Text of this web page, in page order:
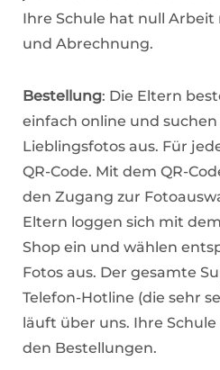
Ihre Schule hat null
und Abrechnung.
Bestellung: Die Eltern
einfach online und suchen
Lieblingsfotos aus. Für
QR-Code. Mit dem QR-
den Zugang zur
Eltern loggen sich mit
Shop ein und wählen
Fotos aus. Der gesamte
Telefon-Hotline (die sehr
läuft über uns. Ihre
den Bestellungen.